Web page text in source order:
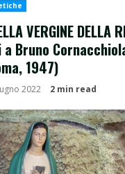
VERGINE DELLA
Bruno
1947)
2022 2 min read